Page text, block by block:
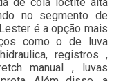
no segmento de
é a opção mais
como o de luva
registros ,
manual , luvas